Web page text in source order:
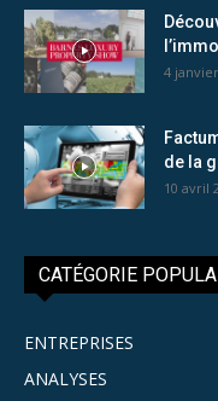
4
de la
10 avril
CATÉGORIE
ENTREPRISES
ANALYSES